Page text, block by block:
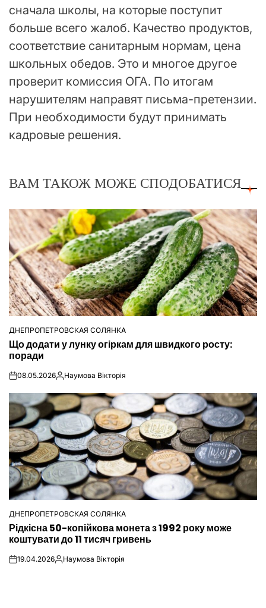
сначала школы, на которые поступит
больше всего жалоб. Качество продуктов,
соответствие санитарным нормам, цена
школьных обедов. Это и многое другое
проверит комиссия ОГА. По итогам
нарушителям направят письма-претензии.
При необходимости будут принимать
кадровые решения.
ВАМ ТАКОЖ МОЖЕ СПОДОБАТИСЯ
ОПУБЛІКУВАТИ
У
ДНЕПРОПЕТРОВСКАЯ СОЛЯНКА
Що додати у лунку огіркам для швидкого росту:
поради
on08.05.2026Опубліковано
Наумова Вікторія
ОПУБЛІКУВАТИ
У
ДНЕПРОПЕТРОВСКАЯ СОЛЯНКА
Рідкісна 50-копійкова монета з 1992 року може
коштувати до 11 тисяч гривень
on19.04.2026Опубліковано
Наумова Вікторія